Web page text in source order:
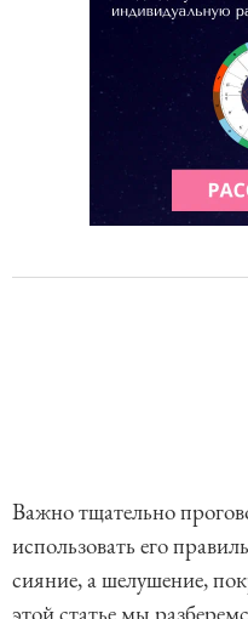
Важно тщательно
использовать его
сияние, а шелушение,